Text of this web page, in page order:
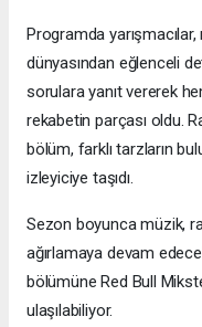
Programda
dünyasından eğlenceli
sorulara yanıt vererek
rekabetin parçası oldu.
bölüm, farklı tarzların
izleyiciye taşıdı.
Sezon boyunca müzik,
ağırlamaya devam
bölümüne Red Bull
ulaşılabiliyor.